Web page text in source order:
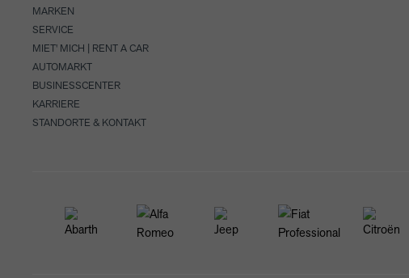
MARKEN
SERVICE
MIET' MICH | RENT A CAR
AUTOMARKT
BUSINESSCENTER
KARRIERE
STANDORTE & KONTAKT